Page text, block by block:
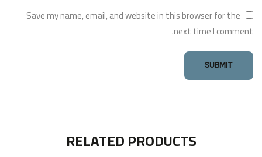
Save my name, email, and website in this browser for the
next time I comment.
RELATED PRODUCTS